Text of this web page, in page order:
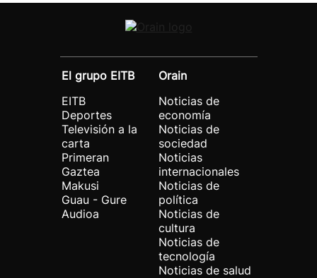
El grupo EITB
EITB
Deportes
Televisión a la
carta
Primeran
Gaztea
Makusi
Guau - Gure
Audioa
Orain
Noticias de
economía
Noticias de
sociedad
Noticias
internacionales
Noticias de
política
Noticias de
cultura
Noticias de
tecnología
Noticias de salud